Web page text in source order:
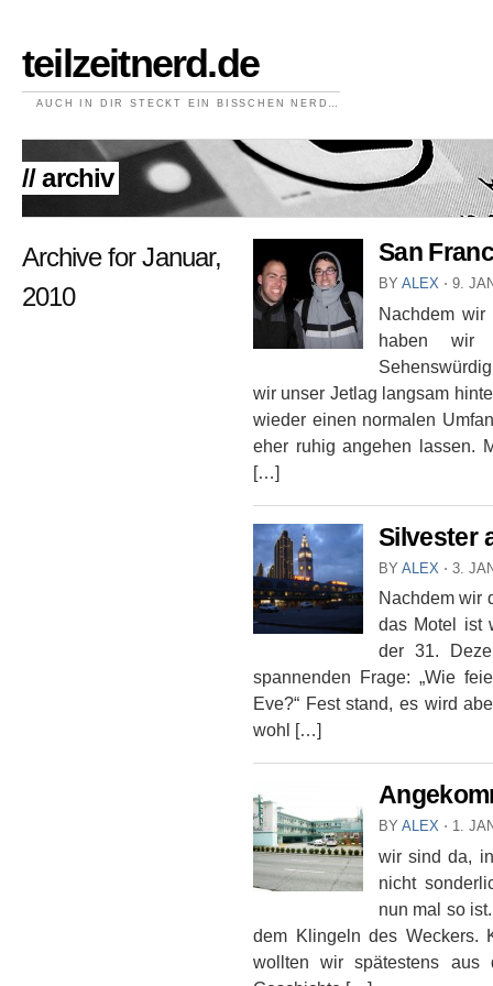
teilzeitnerd.de
AUCH IN DIR STECKT EIN BISSCHEN NERD…
// archiv
Archive for Januar,
2010
San
BY ALEX ⋅ 9.
Nachdem
haben wir
wir unser Jetlag langsam
wieder einen normalen
eher ruhig angehen lassen.
[…]
Silvester
BY ALEX ⋅ 3.
Nachdem wir
das Motel ist
der 31.
spannenden Frage: „Wie
Eve?“ Fest stand, es wird
wohl […]
BY ALEX ⋅ 1.
wir sind da,
nicht
nun mal so
dem Klingeln des Weckers.
wollten wir spätestens aus